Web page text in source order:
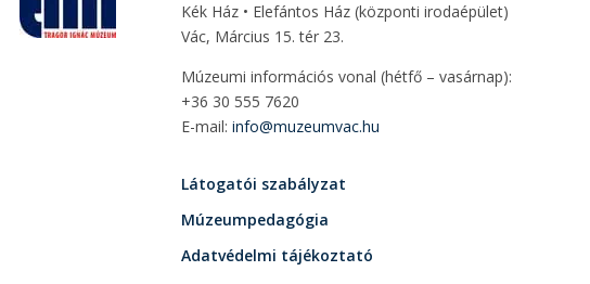
Kék Ház • Elefántos Ház (központi irodaépület)
Vác, Március 15. tér 23.
Múzeumi információs vonal (hétfő – vasárnap):
+36 30 555 7620
E-mail: info@muzeumvac.hu
Látogatói szabályzat
Múzeumpedagógia
Adatvédelmi tájékoztató